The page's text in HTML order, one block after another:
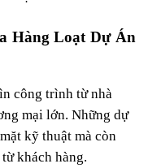
Hàng Loạt Dự Án
công trình từ nhà
mại lớn. Những dự
kỹ thuật mà còn
khách hàng.